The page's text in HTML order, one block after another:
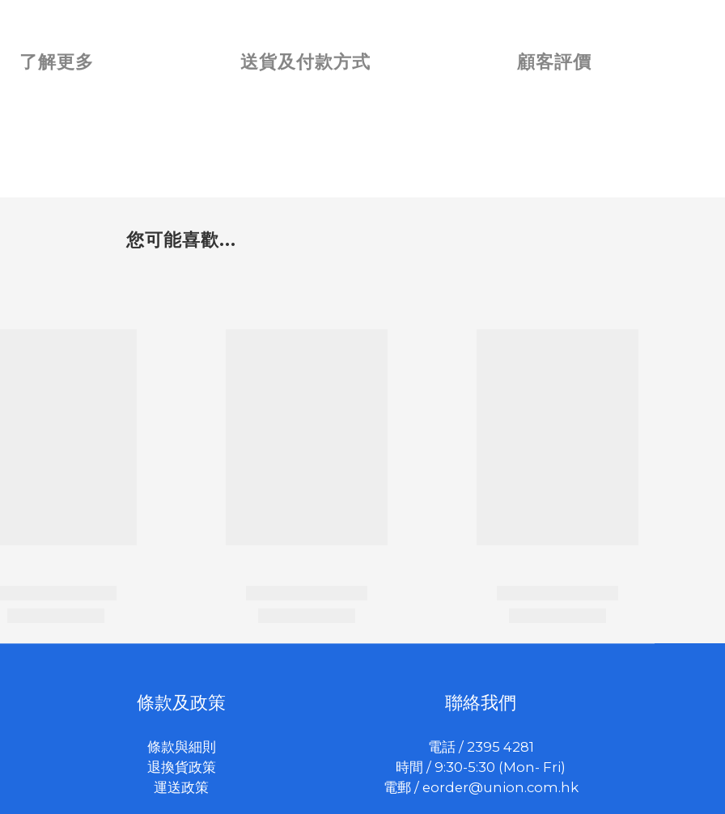
了解更多 送貨及付款方式 顧客評價
您可能喜歡...
條款及政策
條款與細則
退換貨政策
運送政策
聯絡我們
電話 / 2395 4281
時間 / 9:30-5:30 (Mon- Fri)
電郵 / eorder@union.com.hk